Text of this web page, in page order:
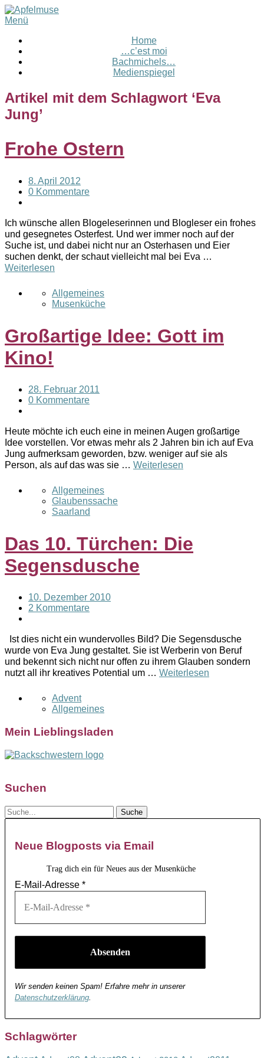
Menü
Home
…c’est moi
Bachmichels…
Medienspiegel
Artikel mit dem Schlagwort ‘Eva
Jung’
Frohe Ostern
8. April 2012
0 Kommentare
Ich wünsche allen Blogeleserinnen und Blogleser ein frohes
und gesegnetes Osterfest. Und wer immer noch auf der
Suche ist, und dabei nicht nur an Osterhasen und Eier
suchen denkt, der schaut vielleicht mal bei Eva …
Weiterlesen
Allgemeines
Musenküche
Großartige Idee: Gott im
Kino!
28. Februar 2011
0 Kommentare
Heute möchte ich euch eine in meinen Augen großartige
Idee vorstellen. Vor etwas mehr als 2 Jahren bin ich auf Eva
Jung aufmerksam geworden, bzw. weniger auf sie als
Person, als auf das was sie … Weiterlesen
Allgemeines
Glaubenssache
Saarland
Das 10. Türchen: Die
Segensdusche
10. Dezember 2010
2 Kommentare
Ist dies nicht ein wundervolles Bild? Die Segensdusche
wurde von Eva Jung gestaltet. Sie ist Werberin von Beruf
und bekennt sich nicht nur offen zu ihrem Glauben sondern
nutzt all ihr kreatives Potential um … Weiterlesen
Advent
Allgemeines
Mein Lieblingsladen
Suchen
Neue Blogposts via Email
Trag dich ein für Neues aus der Musenküche
E-Mail-Adresse *
Wir senden keinen Spam! Erfahre mehr in unserer
Datenschutzerklärung
Schlagwörter